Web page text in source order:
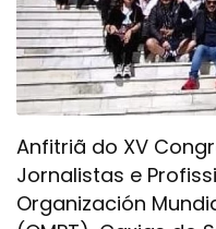
Anfitriã do XV
Jornalistas e
Organización